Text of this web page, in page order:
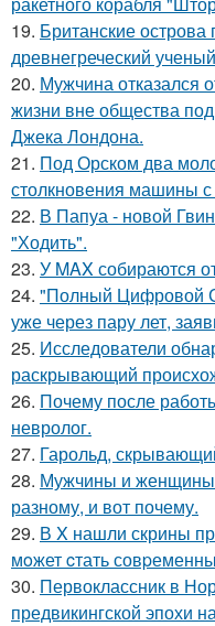
19. Британские
древнегреческий
20. Мужчина отказался
жизни вне общества
Джека Лондона.
21. Под Орском два
столкновения машины
22. В Папуа - новой
"Ходить".
23. У MAX собираются
24. "Полный Цифровой
уже через пару лет,
25. Исследователи
раскрывающий
26. Почему после
невролог.
27. Гарольд,
28. Мужчины и женщины
разному, и вот почему.
29. В X нашли скрины
мoжет cтать
30. Первоклассник в
предвикингской эпохи